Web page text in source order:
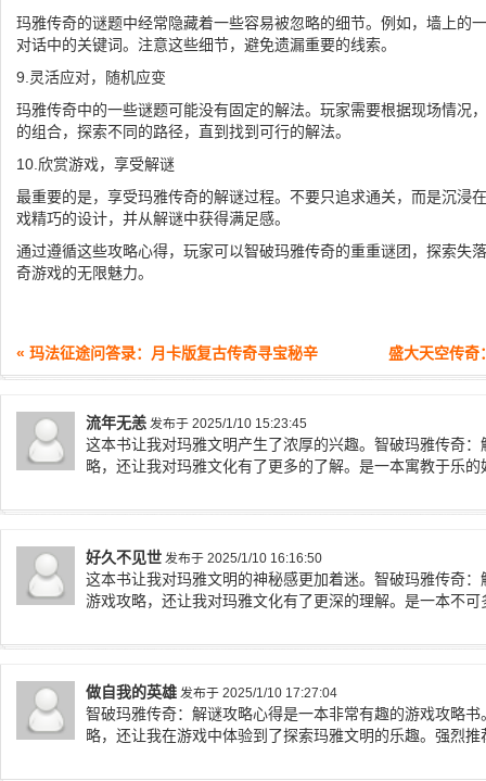
玛雅传奇的谜题中经常隐藏着一些容易被忽略的细节。例如，墙上的
对话中的关键词。注意这些细节，避免遗漏重要的线索。
9.灵活应对，随机应变
玛雅传奇中的一些谜题可能没有固定的解法。玩家需要根据现场情况
的组合，探索不同的路径，直到找到可行的解法。
10.欣赏游戏，享受解谜
最重要的是，享受玛雅传奇的解谜过程。不要只追求通关，而是沉浸
戏精巧的设计，并从解谜中获得满足感。
通过遵循这些攻略心得，玩家可以智破玛雅传奇的重重谜团，探索失
奇游戏的无限魅力。
« 玛法征途问答录：月卡版复古传奇寻宝秘辛 盛大天空传奇
流年无恙 发布于 2025/1/10 15:23:45
这本书让我对玛雅文明产生了浓厚的兴趣。智破玛雅传奇
略，还让我对玛雅文化有了更多的了解。是一本寓教于乐的
好久不见世 发布于 2025/1/10 16:16:50
这本书让我对玛雅文明的神秘感更加着迷。智破玛雅传奇
游戏攻略，还让我对玛雅文化有了更深的理解。是一本不可
做自我的英雄 发布于 2025/1/10 17:27:04
智破玛雅传奇：解谜攻略心得是一本非常有趣的游戏攻略
略，还让我在游戏中体验到了探索玛雅文明的乐趣。强烈